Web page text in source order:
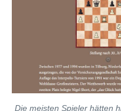
Die meisten Spieler hätten